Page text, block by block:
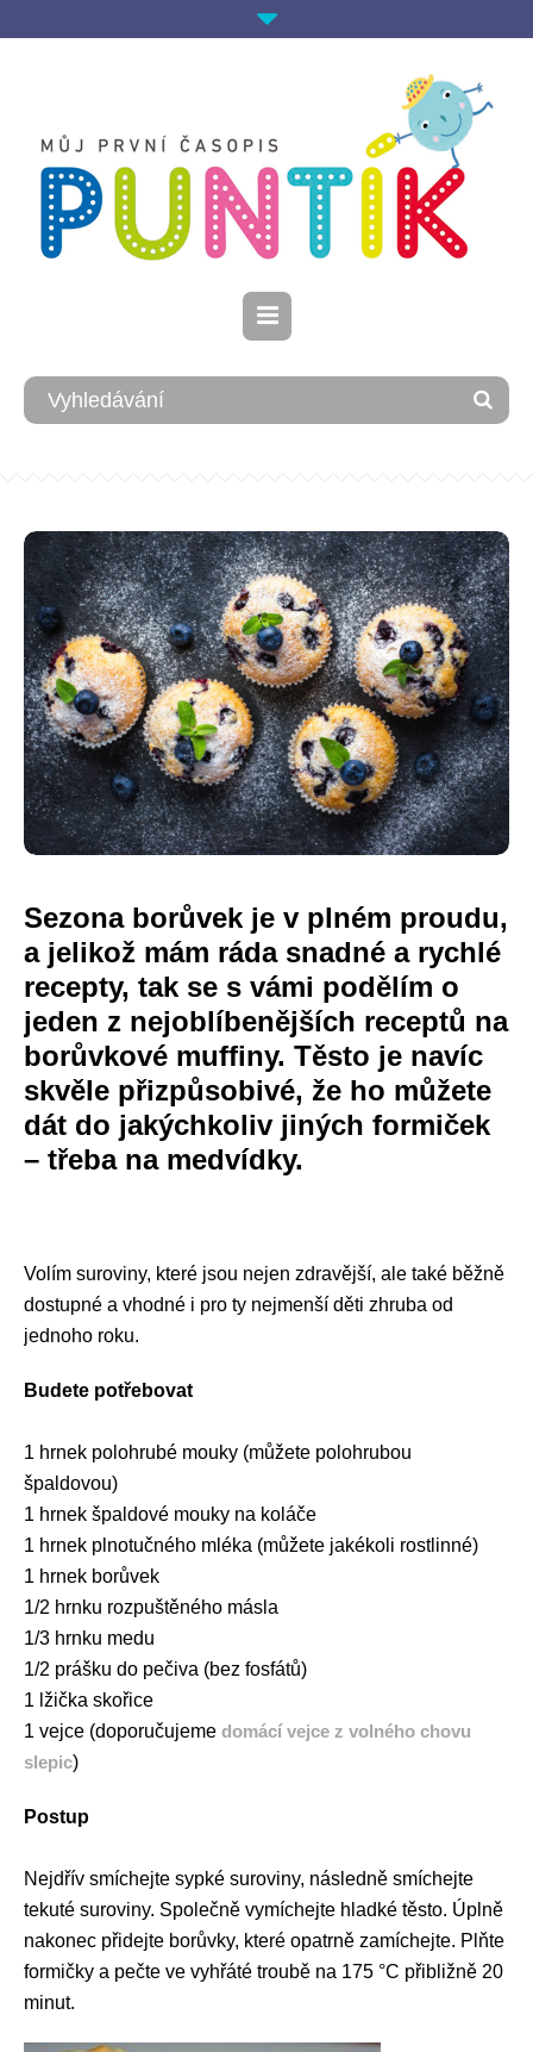
Sezona borůvek je v plném proudu,
a jelikož mám ráda snadné a rychlé
recepty, tak se s vámi podělím o
jeden z nejoblíbenějších receptů na
borůvkové muffiny. Těsto je navíc
skvěle přizpůsobivé, že ho můžete
dát do jakýchkoliv jiných formiček
– třeba na medvídky.
Volím suroviny, které jsou nejen zdravější, ale také běžně
dostupné a vhodné i pro ty nejmenší děti zhruba od
jednoho roku.
Budete potřebovat
1 hrnek polohrubé mouky (můžete polohrubou
špaldovou)
1 hrnek špaldové mouky na koláče
1 hrnek plnotučného mléka (můžete jakékoli rostlinné)
1 hrnek borůvek
1/2 hrnku rozpuštěného másla
1/3 hrnku medu
1/2 prášku do pečiva (bez fosfátů)
1 lžička skořice
1 vejce (doporučujeme domácí vejce z volného chovu
slepic)
Postup
Nejdřív smíchejte sypké suroviny, následně smíchejte
tekuté suroviny. Společně vymíchejte hladké těsto. Úplně
nakonec přidejte borůvky, které opatrně zamíchejte. Plňte
formičky a pečte ve vyhřáté troubě na 175 °C přibližně 20
minut.